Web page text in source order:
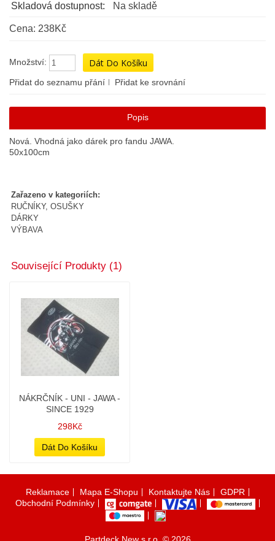
Skladová dostupnost:
Na skladě
Cena: 238Kč
Množství:
Přidat do seznamu přání Přidat ke srovnání
Popis
Nová. Vhodná jako dárek pro fandu JAWA.
50x100cm
Zařazeno v kategoriích:
RUČNÍKY, OSUŠKY
DÁRKY
VÝBAVA
Související Produkty (1)
NÁKRČNÍK - UNI - JAWA -
SINCE 1929
298Kč
Dát Do Košíku
Reklamace Mapa E-Shopu Kontaktujte Nás
GDPR
Obchodní Podmínky